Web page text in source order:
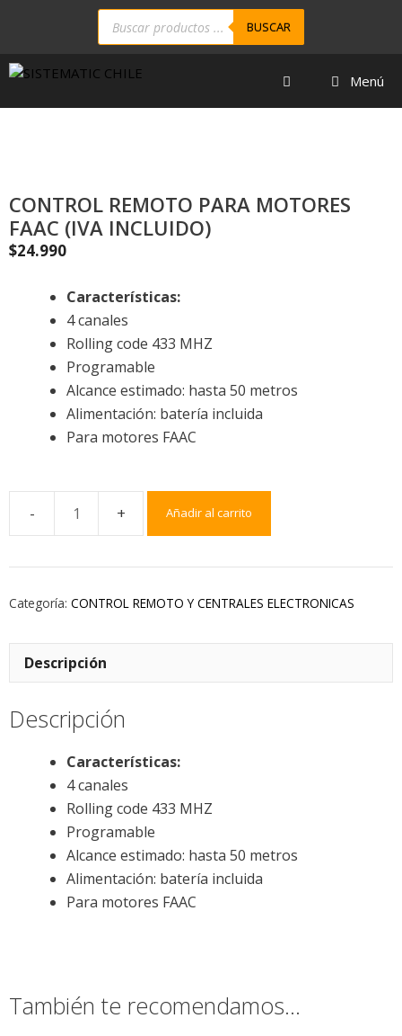
BUSCAR
Menú
CONTROL REMOTO PARA MOTORES
FAAC (IVA INCLUIDO)
$24.990
Características:
4 canales
Rolling code 433 MHZ
Programable
Alcance estimado: hasta 50 metros
Alimentación: batería incluida
Para motores FAAC
Añadir al carrito
Categoría: CONTROL REMOTO Y CENTRALES ELECTRONICAS
Descripción
Descripción
Características:
4 canales
Rolling code 433 MHZ
Programable
Alcance estimado: hasta 50 metros
Alimentación: batería incluida
Para motores FAAC
También te recomendamos…